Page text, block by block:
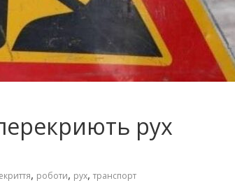
рух
, роботи, рух, транспорт